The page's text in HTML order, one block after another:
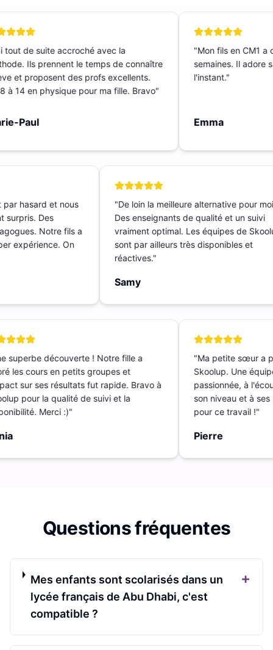
de suite accroché avec la
Ils prennent le temps de connaître
et proposent des profs excellents.
à 14 en physique pour ma fille. Bravo"
Paul
Mon fils en CM1 a
semaines. Il adore
l'instant."
Emma
par hasard et nous
surpris. Des
Notre fils a
expérience. On
"De loin la meilleure alternative pour
Des enseignants de qualité et un suivi
vraiment optimal. Les équipes de
sont par ailleurs très disponibles et
réactives.
Samy
superbe découverte ! Notre fille a
les cours en petits groupes et
sur ses résultats fut rapide. Bravo à
pour la qualité de suivi et la
Merci :)"
Ma petite sœur a
Skoolup. Une
passionnée, à
son niveau et à ses
pour ce travail ! "
Pierre
Questions fréquentes
Mes enfants sont scolarisés dans un
lycée français de Abu Dhabi, c'est
compatible ?
+